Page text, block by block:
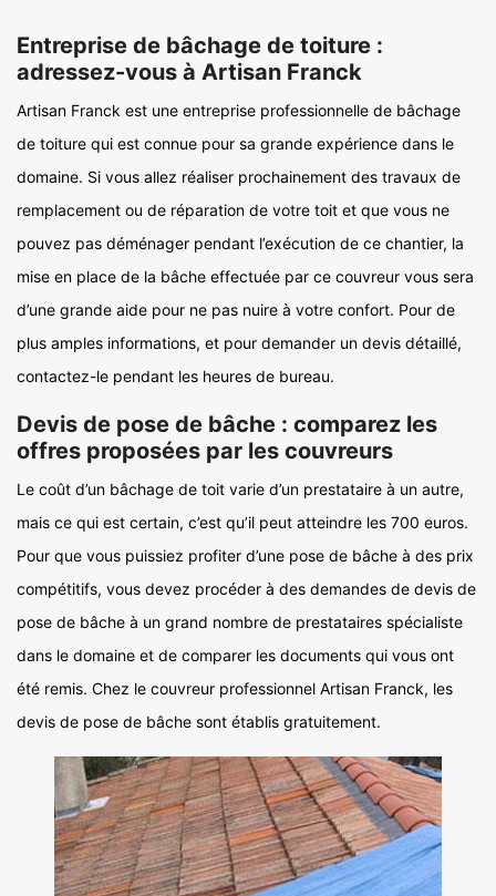
Entreprise de bâchage de toiture :
adressez-vous à Artisan Franck
Artisan Franck est une entreprise professionnelle de bâchage
de toiture qui est connue pour sa grande expérience dans le
domaine. Si vous allez réaliser prochainement des travaux de
remplacement ou de réparation de votre toit et que vous ne
pouvez pas déménager pendant l’exécution de ce chantier, la
mise en place de la bâche effectuée par ce couvreur vous sera
d’une grande aide pour ne pas nuire à votre confort. Pour de
plus amples informations, et pour demander un devis détaillé,
contactez-le pendant les heures de bureau.
Devis de pose de bâche : comparez les
offres proposées par les couvreurs
Le coût d’un bâchage de toit varie d’un prestataire à un autre,
mais ce qui est certain, c’est qu’il peut atteindre les 700 euros.
Pour que vous puissiez profiter d’une pose de bâche à des prix
compétitifs, vous devez procéder à des demandes de devis de
pose de bâche à un grand nombre de prestataires spécialiste
dans le domaine et de comparer les documents qui vous ont
été remis. Chez le couvreur professionnel Artisan Franck, les
devis de pose de bâche sont établis gratuitement.